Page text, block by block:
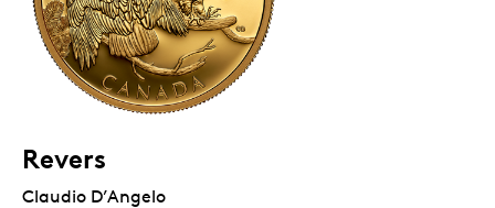
Revers
Claudio D’Angelo